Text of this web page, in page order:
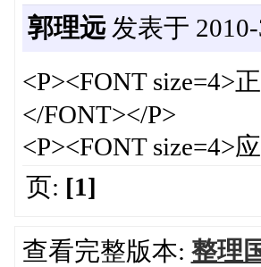
郭理远发表于 2010-
<P><FONT size=4>
</FONT></P>
<P><FONT size=4>
页: [1]
查看完整版本: 整理